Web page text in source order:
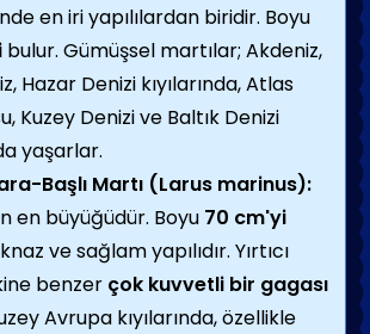
en iri yapılılardan biridir. Boyu
bulur. Gümüşsel martılar; Akdeniz,
Hazar Denizi kıyılarında, Atlas
Kuzey Denizi ve Baltık Denizi
yaşarlar.
Başlı Martı (Larus marinus):
en büyüğüdür. Boyu 70 cm'yi
ve sağlam yapılıdır. Yırtıcı
benzer çok kuvvetli bir gagası
Avrupa kıyılarında, özellikle